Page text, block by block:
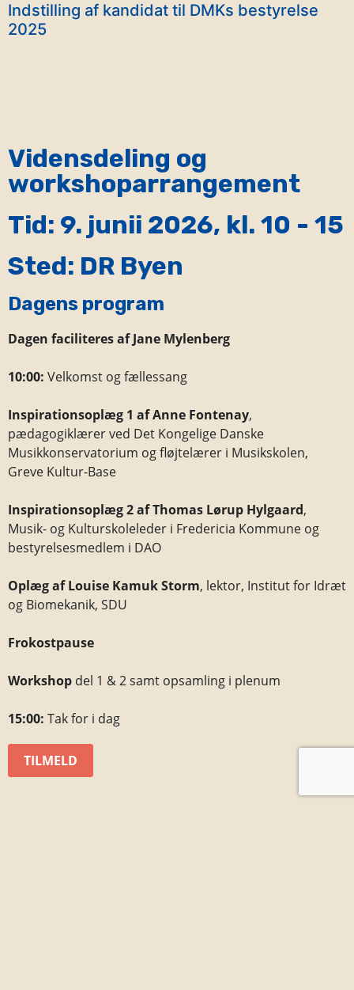
Indstilling af kandidat til DMKs bestyrelse
2025
Vidensdeling og
workshoparrangement
Tid: 9. junii 2026, kl. 10 - 15
Sted: DR Byen
Dagens program
Dagen faciliteres af Jane Mylenberg
10:00: Velkomst og fællessang
Inspirationsoplæg 1 af Anne Fontenay,
pædagogiklærer ved Det Kongelige Danske
Musikkonservatorium og fløjtelærer i Musikskolen,
Greve Kultur-Base
Inspirationsoplæg 2af Thomas Lørup Hylgaard,
Musik- og Kulturskoleleder i Fredericia Kommune og
bestyrelsesmedlem i DAO
Oplæg af Louise Kamuk Storm, lektor, Institut for Idræt
og Biomekanik, SDU
Frokostpause
Workshop del 1 & 2 samt opsamling i plenum
15:00: Tak for i dag
TILMELD